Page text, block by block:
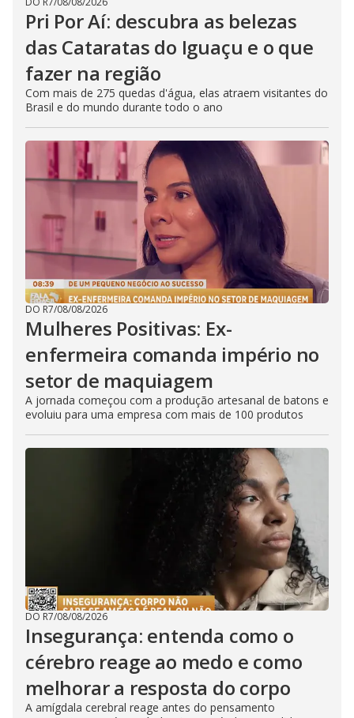
Pri Por Aí: descubra as belezas
das Cataratas do Iguaçu e o que
fazer na região
Com mais de 275 quedas d'água, elas atraem visitantes do
Brasil e do mundo durante todo o ano
DO R7/08/08/2026
Mulheres Positivas: Ex-
enfermeira comanda império no
setor de maquiagem
A jornada começou com a produção artesanal de batons e
evoluiu para uma empresa com mais de 100 produtos
DO R7/08/08/2026
Insegurança: entenda como o
cérebro reage ao medo e como
melhorar a resposta do corpo
A amígdala cerebral reage antes do pensamento